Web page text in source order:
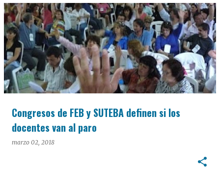
Congresos de FEB y SUTEBA definen si los
docentes van al paro
marzo 02, 2018